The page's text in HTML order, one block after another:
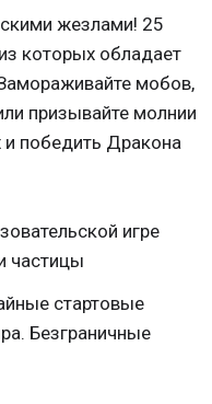
жезлами! 25
которых обладает
мобов,
призывайте молнии
победить Дракона
игре
частицы
стартовые
Безграничные